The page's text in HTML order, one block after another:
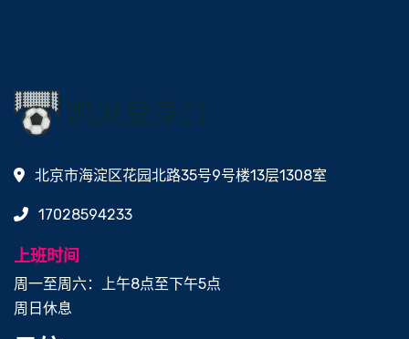
北京市海淀区花园北路35号9号楼13层1308室
17028594233
上班时间
周一至周六：上午8点至下午5点
周日休息